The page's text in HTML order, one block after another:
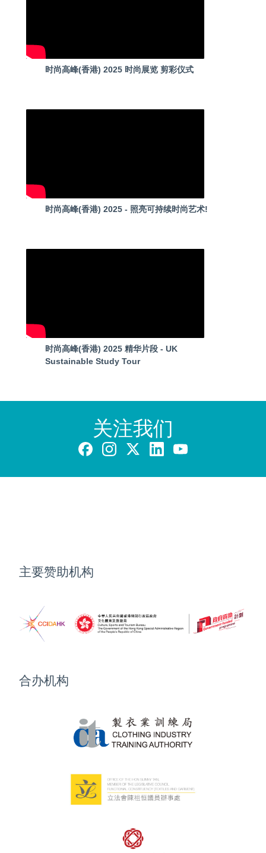
时尚高峰(香港) 2025 时尚展览 剪彩仪式
时尚高峰(香港) 2025 - 照亮可持续时尚艺术!
时尚高峰(香港) 2025 精华片段 - UK
Sustainable Study Tour
关注我们
主要赞助机构
合办机构